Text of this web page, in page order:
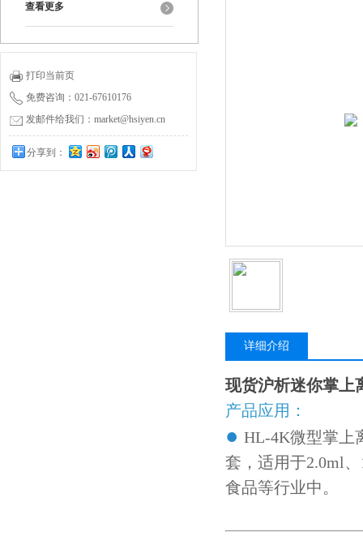
查看更多
打印当前页
免费咨询：021-67610176
发邮件给我们：market@hsiyen.cn
分享到：
详细介绍
现货沪析迷你掌上
产品应用：
● HL-4K微型掌上
套，适用于2.0ml
食品等行业中。